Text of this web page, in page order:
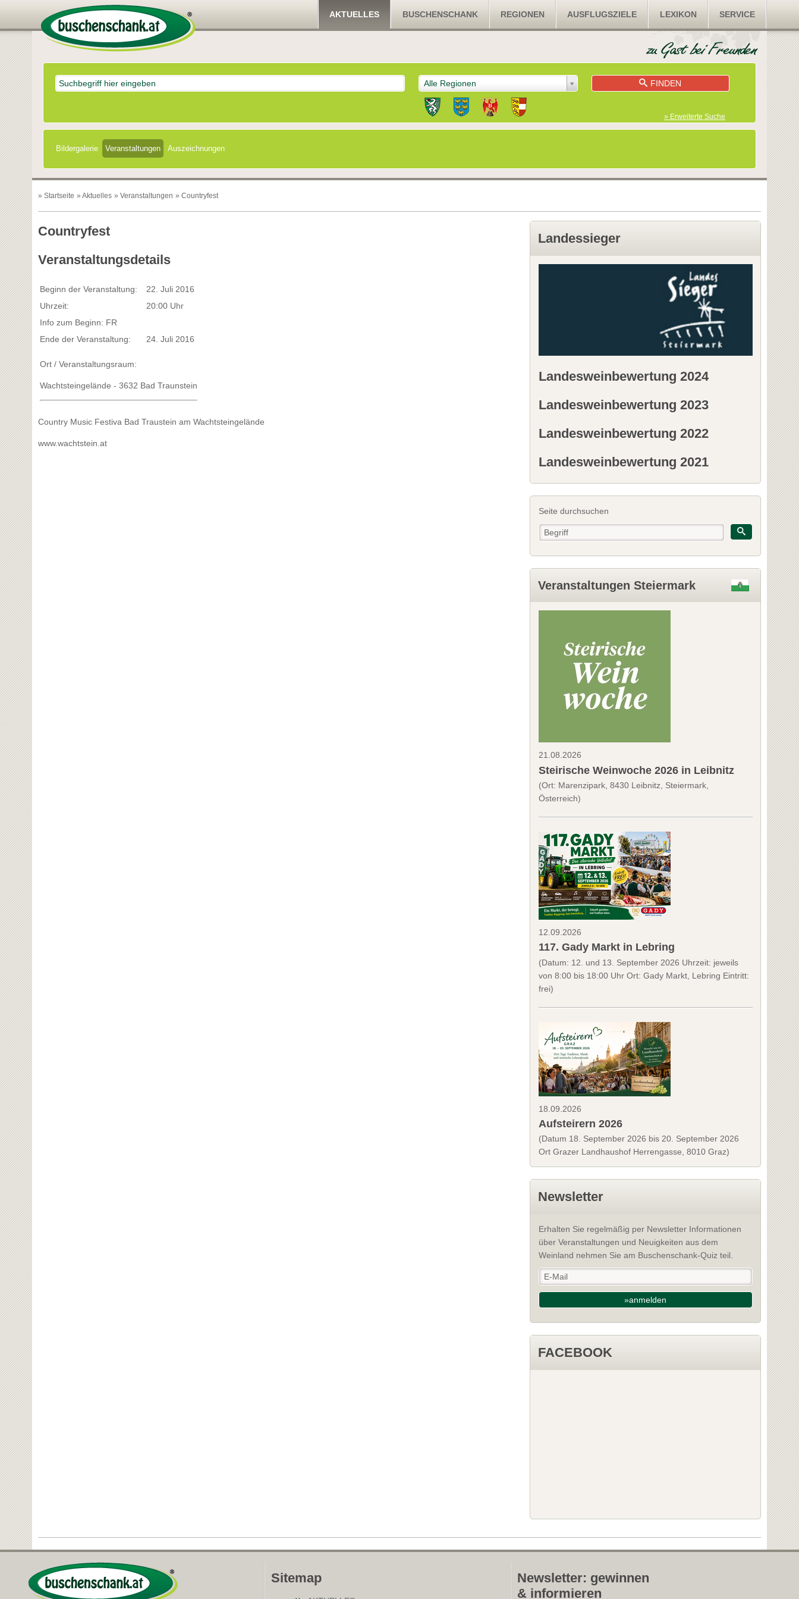
AKTUELLES BUSCHENSCHANK REGIONEN AUSFLUGSZIELE LEXIKON SERVICE
Alle Regionen FINDEN
» Erweiterte Suche
Bildergalerie Veranstaltungen Auszeichnungen
» Startseite » Aktuelles » Veranstaltungen » Countryfest
Countryfest
Veranstaltungsdetails
Beginn der Veranstaltung:
22. Juli 2016
Uhrzeit:
20:00 Uhr
Info zum Beginn: FR
Ende der Veranstaltung:
24. Juli 2016
Ort / Veranstaltungsraum:
Wachtsteingelände - 3632 Bad Traunstein
Country Music Festiva Bad Traustein am Wachtsteingelände
www.wachtstein.at
Landessieger
Landesweinbewertung 2024
Landesweinbewertung 2023
Landesweinbewertung 2022
Landesweinbewertung 2021
Seite durchsuchen
Veranstaltungen Steiermark
21.08.2026
Steirische Weinwoche 2026 in Leibnitz
(Ort: Marenzipark, 8430 Leibnitz, Steiermark,
Österreich)
12.09.2026
117. Gady Markt in Lebring
(Datum: 12. und 13. September 2026 Uhrzeit: jeweils
von 8:00 bis 18:00 Uhr Ort: Gady Markt, Lebring Eintritt:
frei)
18.09.2026
Aufsteirern 2026
(Datum 18. September 2026 bis 20. September 2026
Ort Grazer Landhaushof Herrengasse, 8010 Graz)
Newsletter
Erhalten Sie regelmäßig per Newsletter Informationen
über Veranstaltungen und Neuigkeiten aus dem
Weinland nehmen Sie am Buschenschank-Quiz teil.
»anmelden
FACEBOOK
Sitemap
Newsletter: gewinnen
& informieren